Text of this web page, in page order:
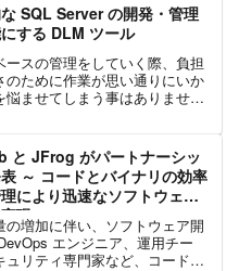
SQL Server の開発・管理
する DLM ツール
ースの管理をしていく際、負担
のために作業が思い通りにいか
悩ませてしまう事はありません
上、運用開始後のモニタリング
ォーマンスの悪...
と JFrog がパートナーシッ
～ コードとバイナリの効率
により迅速なソフトウェア
現
の増加に伴い、ソフトウェア開
エンジニア、運用チー
ュリティ専門家など、コードに